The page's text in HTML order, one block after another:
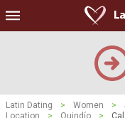
Latin Dating > Women >
Location
> Quindío >